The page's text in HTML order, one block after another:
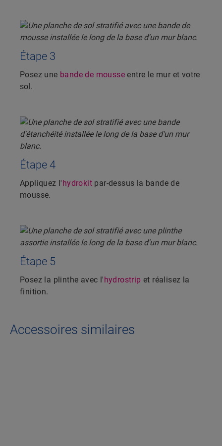
Étape 3
Posez une bande de mousse entre le mur et votre
sol.
Étape 4
Appliquez l' hydrokit par-dessus la bande de
mousse.
Étape 5
Posez la plinthe avec l' hydrostrip et réalisez la
finition.
Accessoires similaires